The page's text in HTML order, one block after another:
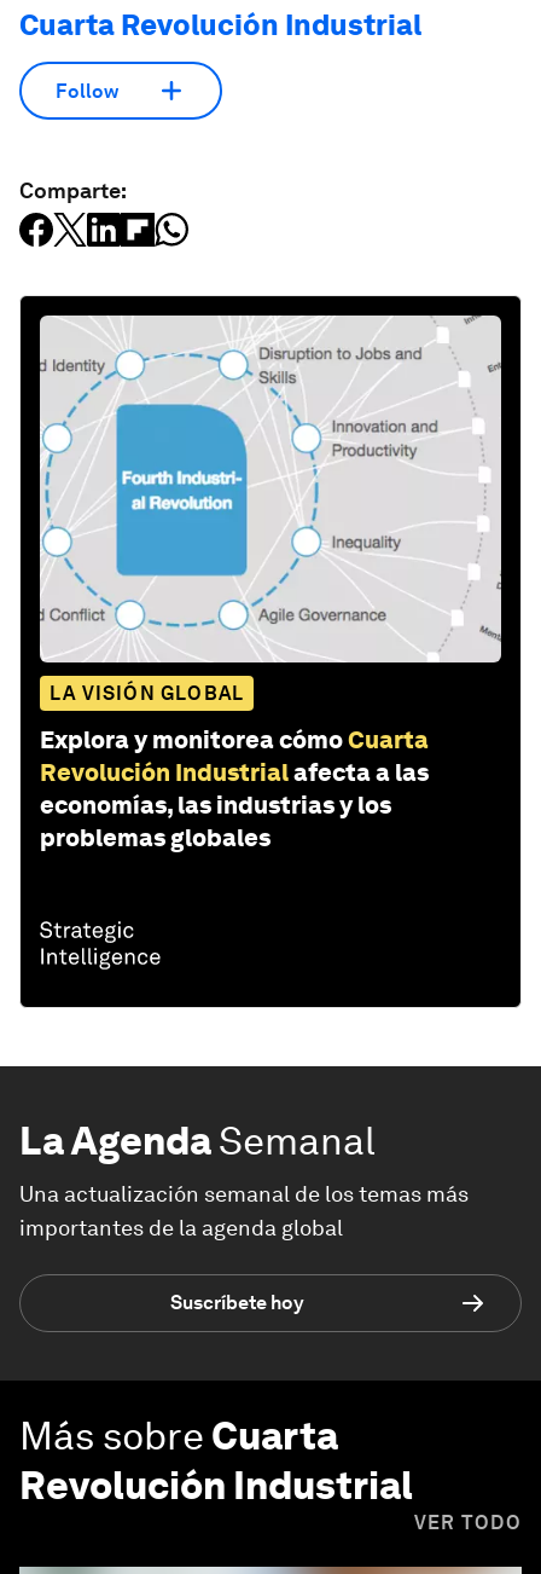
Cuarta Revolución Industrial
Follow
Comparte:
LA VISIÓN GLOBAL
Explora y monitorea cómoCuarta
Revolución Industrialafecta a las
economías, las industrias y los
problemas globales
La AgendaSemanal
Una actualización semanal de los temas más
importantes de la agenda global
Suscríbete hoy
Más sobre Cuarta
Revolución Industrial
VER TODO